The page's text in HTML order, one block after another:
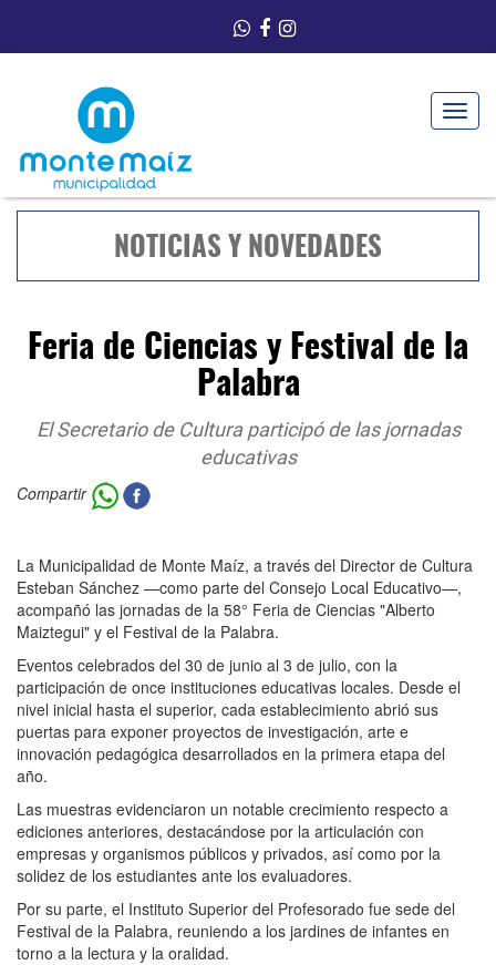
Toggle
NOTICIAS Y NOVEDADES
Feria de Ciencias y Festival de la
Palabra
El Secretario de Cultura participó de las jornadas
educativas
Compartir
La Municipalidad de Monte Maíz, a través del Director de Cultura
Esteban Sánchez —como parte del Consejo Local Educativo—,
acompañó las jornadas de la 58° Feria de Ciencias "Alberto
Maiztegui" y el Festival de la Palabra.
Eventos celebrados del 30 de junio al 3 de julio, con la
participación de once instituciones educativas locales. Desde el
nivel inicial hasta el superior, cada establecimiento abrió sus
puertas para exponer proyectos de investigación, arte e
innovación pedagógica desarrollados en la primera etapa del
año.
Las muestras evidenciaron un notable crecimiento respecto a
ediciones anteriores, destacándose por la articulación con
empresas y organismos públicos y privados, así como por la
solidez de los estudiantes ante los evaluadores.
Por su parte, el Instituto Superior del Profesorado fue sede del
Festival de la Palabra, reuniendo a los jardines de infantes en
torno a la lectura y la oralidad.